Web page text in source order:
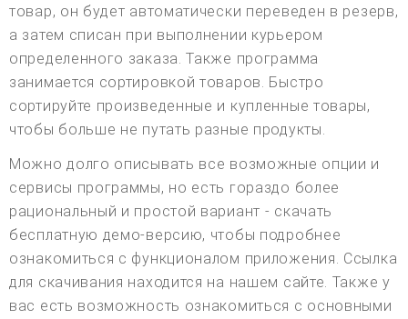
товар, он будет автоматически переведен в резерв,
а затем списан при выполнении курьером
определенного заказа. Также программа
занимается сортировкой товаров. Быстро
сортируйте произведенные и купленные товары,
чтобы больше не путать разные продукты.
Можно долго описывать все возможные опции и
сервисы программы, но есть гораздо более
рациональный и простой вариант - скачать
бесплатную демо-версию, чтобы подробнее
ознакомиться с функционалом приложения. Ссылка
для скачивания находится на нашем сайте. Также у
вас есть возможность ознакомиться с основными